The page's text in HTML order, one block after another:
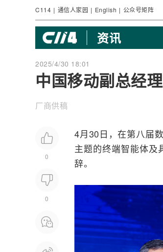
C114 | 通信人家园 | English | 公众号矩阵
资讯
2025/4/30 18:01
中国移动副总经
厂商供稿
0
0
4月30日，在第八届
主题的终端智能体及
辞。